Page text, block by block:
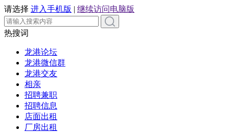
请选择 进入手机版 | 继续访问电脑版
热搜词
龙港论坛
龙港微信群
龙港交友
相亲
招聘兼职
招聘信息
店面出租
厂房出租